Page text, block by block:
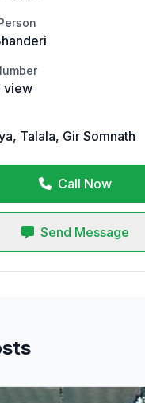
view
Talala, Gir Somnath
Call Now
Send Message